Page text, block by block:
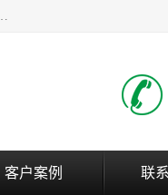
厚街、虎门等地区的蔬菜配送服务。 专业的服务队伍，以及完善的服务机制，经过多年的努力拼搏，赢得了广大客户的信赖和支持。
客户案例 联